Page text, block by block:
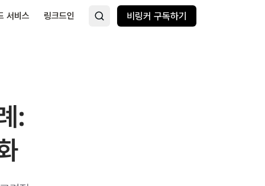
서비스 링크드인 비링커 구독하기
: